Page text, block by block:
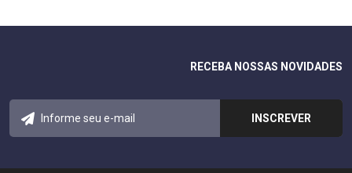
RECEBA NOSSAS NOVIDADES